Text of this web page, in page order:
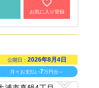
お気に入り登録
公開日： 2026年8月4日
月々お支払い7万円台～